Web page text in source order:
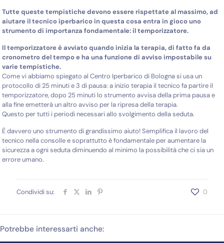
Tutte queste tempistiche devono essere rispettate al massimo, ad
aiutare il tecnico iperbarico in questa cosa entra in gioco uno
strumento di importanza fondamentale: il temporizzatore.
Il temporizzatore è avviato quando inizia la terapia, di fatto fa da
cronometro del tempo e ha una funzione di avviso impostabile su
varie tempistiche.
Come vi abbiamo spiegato al Centro Iperbarico di Bologna si usa un
protocollo di 25 minuti e 3 di pausa: a inizio terapia il tecnico fa partire il
temporizzatore, dopo 25 minuti lo strumento avvisa della prima pausa e
alla fine emetterà un altro avviso per la ripresa della terapia.
Questo per tutti i periodi necessari allo svolgimento della seduta.
È davvero uno strumento di grandissimo aiuto! Semplifica il lavoro del
tecnico nella consolle e soprattutto è fondamentale per aumentare la
sicurezza a ogni seduta diminuendo al minimo la possibilità che ci sia un
errore umano.
Condividi su: 0
Potrebbe interessarti anche: